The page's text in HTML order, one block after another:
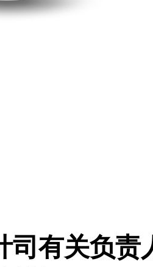
司有关负